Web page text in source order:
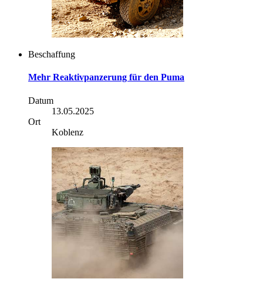
Beschaffung
Mehr Reaktivpanzerung für den Puma
Datum
13.05.2025
Ort
Koblenz